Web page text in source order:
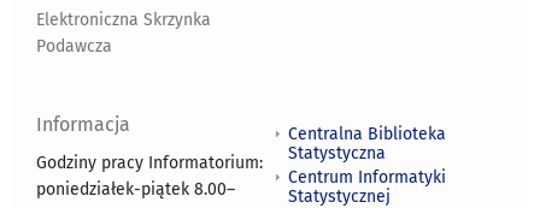
Elektroniczna Skrzynka
Podawcza
Informacja
Godziny pracy Informatorium:
poniedziałek-piątek 8.00–
Centralna Biblioteka
Statystyczna
Centrum Informatyki
Statystycznej